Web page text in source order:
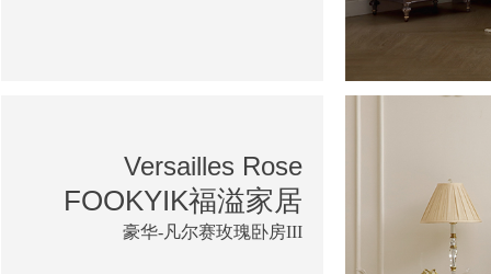
Versailles Rose
FOOKYIK福溢家居
豪华-凡尔赛玫瑰卧房III